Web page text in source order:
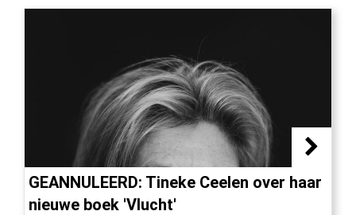
GEANNULEERD: Tineke Ceelen over haar
nieuwe boek 'Vlucht'